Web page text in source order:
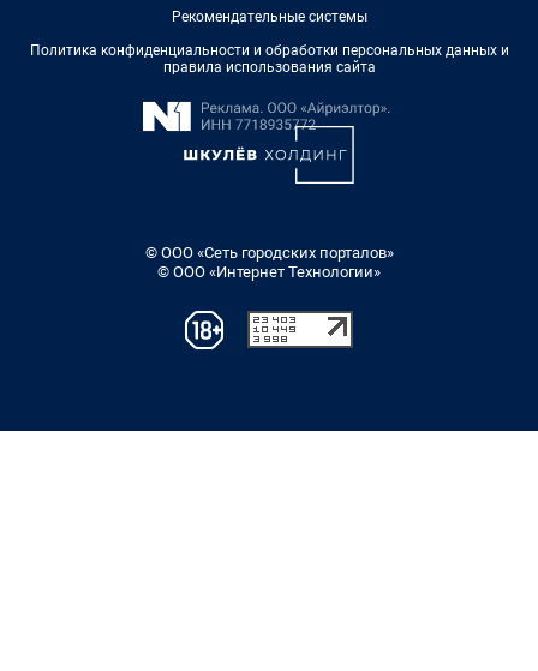
Рекомендательные системы
Политика конфиденциальности и обработки персональных данных и
правила использования сайта
© ООО «Сеть городских порталов»
© ООО «Интернет Технологии»